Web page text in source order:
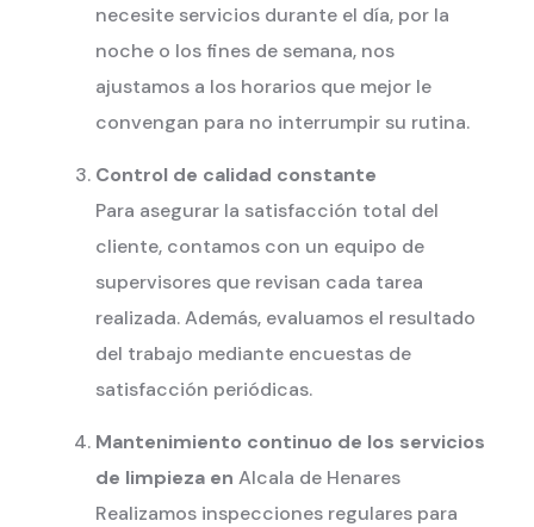
necesite servicios durante el día, por la
noche o los fines de semana, nos
ajustamos a los horarios que mejor le
convengan para no interrumpir su rutina.
Control de calidad constante
Para asegurar la satisfacción total del
cliente, contamos con un equipo de
supervisores que revisan cada tarea
realizada. Además, evaluamos el resultado
del trabajo mediante encuestas de
satisfacción periódicas.
Mantenimiento continuo de los servicios
de limpieza en Alcala de Henares
Realizamos inspecciones regulares para